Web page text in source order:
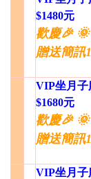
$1480元
歡慶🎉
贈送簡訊
VIP坐月子
$1680元
歡慶🎉
贈送簡訊
VIP坐月子